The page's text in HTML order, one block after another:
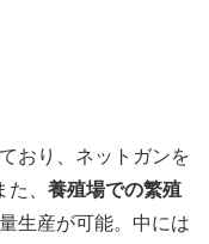
おり、ネットガンを
、 養殖場での繁殖
生産が可能。中には